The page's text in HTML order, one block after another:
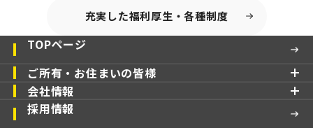
充実した福利厚生・各種制度
TOPページ
ご所有・お住まいの皆様
会社情報
採用情報